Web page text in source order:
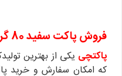
فروش پاکت سفید 80 گرم در مجموعه پاکتچی
پاکتچی یکی از بهترین